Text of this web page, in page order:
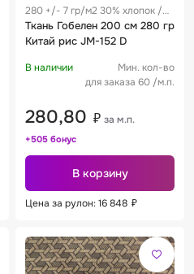
280 +/- 7 гр/м2 30% хлопок /
70% полиэстер 0.22 м
Ткань Гобелен 200 см 280 гр
Китай рис JM-152 D
В наличии
Мин. кол-во
для заказа 60 /м.п.
280,80 ₽ за м.п.
+505 бонус
В корзину
Цена за рулон: 16 848 ₽